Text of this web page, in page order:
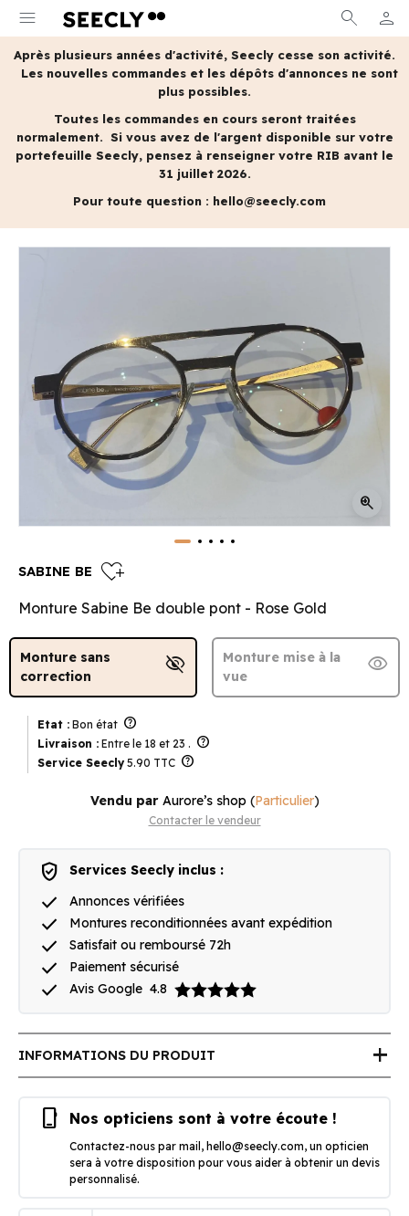
menu search person
MON
Après plusieurs années d'activité, Seecly cesse son activité.
Les nouvelles commandes et les dépôts d'annonces ne sont
plus possibles.
Toutes les commandes en cours seront traitées
normalement. Si vous avez de l'argent disponible sur votre
portefeuille Seecly, pensez à renseigner votre RIB avant le
31 juillet 2026.
Pour toute question : hello@seecly.com
zoom_in
SABINE BE heart_plus
Monture Sabine Be double pont - Rose Gold
Monture sans
correction
visibility_off
Monture mise à la
vue
visibility
Etat : Bon état help
Livraison : Entre le 18 et 23 . help
Service Seecly 5.90 TTC help
Vendu par Aurore’s shop (Particulier)
Contacter le vendeur
verified_user Services Seecly inclus :
done Annonces vérifiées
done Montures reconditionnées avant expédition
done Satisfait ou remboursé 72h
done Paiement sécurisé
done Avis Google 4.8
INFORMATIONS DU PRODUIT add
phone_iphone Nos opticiens sont à votre écoute !
Contactez-nous par mail, hello@seecly.com, un opticien
sera à votre disposition pour vous aider à obtenir un devis
personnalisé.